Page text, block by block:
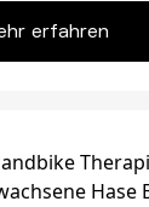
erfahren